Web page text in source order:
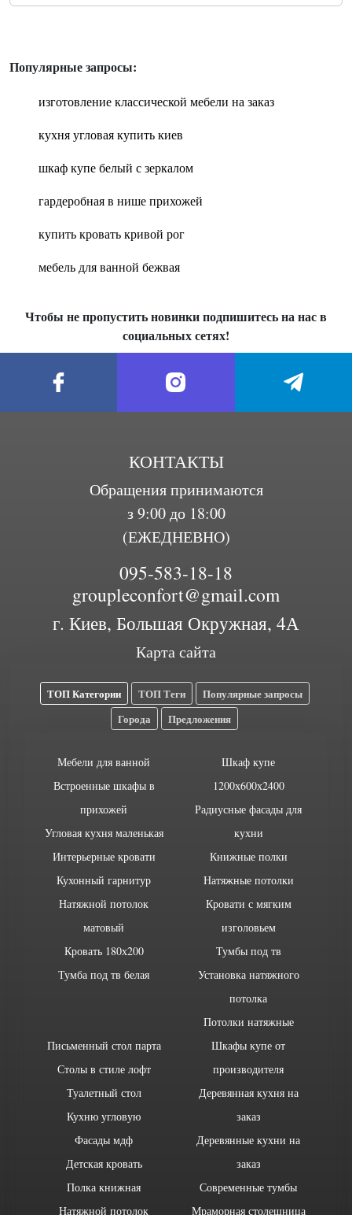
Популярные запросы:
изготовление классической мебели на заказ
кухня угловая купить киев
шкаф купе белый с зеркалом
гардеробная в нише прихожей
купить кровать кривой рог
мебель для ванной бежвая
Чтобы не пропустить новинки подпишитесь на нас в
социальных сетях!
КОНТАКТЫ
Обращения принимаются
з 9:00 до 18:00
(ЕЖЕДНЕВНО)
095-583-18-18
groupleconfort@gmail.com
г. Киев, Большая Окружная, 4А
Карта сайта
ТОП Категории ТОП Теги
Популярные запросы
Города
Предложения
Мебели для ванной
Встроенные шкафы в
прихожей
Угловая кухня маленькая
Интерьерные кровати
Кухонный гарнитур
Натяжной потолок
матовый
Кровать 180х200
Тумба под тв белая
Шкаф купе
1200х600х2400
Радиусные фасады для
кухни
Книжные полки
Натяжные потолки
Кровати с мягким
изголовьем
Тумбы под тв
Установка натяжного
потолка
Потолки натяжные
Письменный стол парта
Столы в стиле лофт
Туалетный стол
Кухню угловую
Фасады мдф
Детская кровать
Полка книжная
Натяжной потолок
Шкафы купе от
производителя
Деревянная кухня на
заказ
Деревянные кухни на
заказ
Современные тумбы
Мраморная столешница